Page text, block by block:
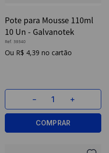
Pote para Mousse 110ml
10 Un - Galvanotek
Ref. 39340
R$ 4,39
＋
－
COMPRAR